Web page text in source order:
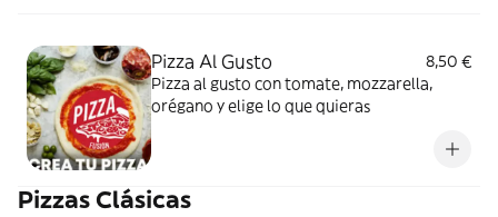
Pizza Al Gusto
8,50 €
Pizza al gusto con tomate, mozzarella,
orégano y elige lo que quieras
Pizzas Clásicas